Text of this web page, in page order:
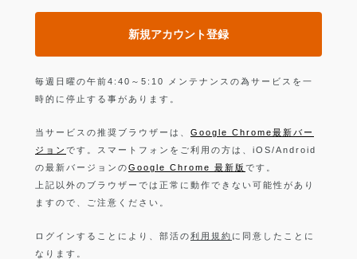
新規アカウント登録
毎週日曜の午前4:40～5:10 メンテナンスの為サービスを一
時的に停止する事があります。
当サービスの推奨ブラウザーは、 Google Chrome最新バー
ジョン です。スマートフォンをご利用の方は、iOS/Android
の最新バージョンのGoogle Chrome 最新版 です。
上記以外のブラウザーでは正常に動作できない可能性があり
ますので、ご注意ください。
ログインすることにより、部活の利用規約 に同意したことに
なります。